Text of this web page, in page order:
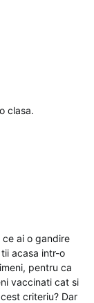
clasa.
ce ai o gandire
acasa intr-o
pentru ca
vaccinati cat si
criteriu? Dar